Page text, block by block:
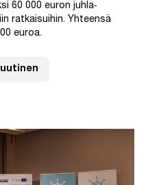
60 000 euron juhla‐
ratkaisuihin. Yhteensä
euroa.